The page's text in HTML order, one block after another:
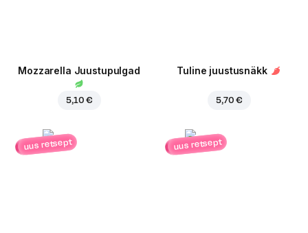
Mozzarella Juustupulgad
5,10 €
Tuline juustusnäkk
5,70 €
uus retsept uus retsept